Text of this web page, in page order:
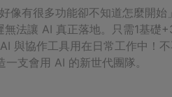
像有很多功能卻不知道怎麼開始
法讓 AI 真正落地。只需1基礎
與協作工具用在日常工作中！不
一支會用 AI 的新世代團隊。